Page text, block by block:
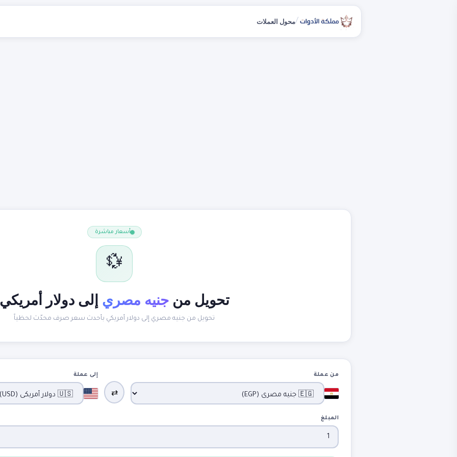
/محول العملات
أسعار مباشرة
💱
تحويل منجنيه مصري إلى دولار
تحويل من جنيه مصري إلى دولار أمريكي بأحدث سعر صرف محدّث لحظياً
من عملة
⇄
إلى عملة
المبلغ